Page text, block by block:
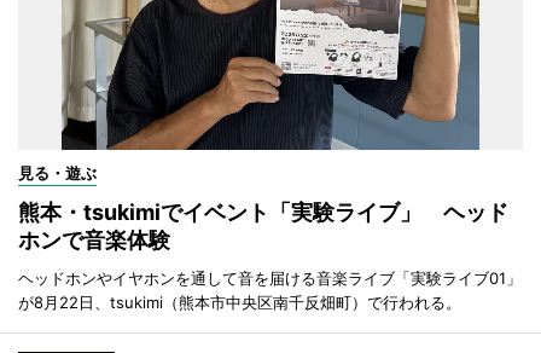
見る・遊ぶ
熊本・tsukimiでイベント「実験ライブ」 ヘッド
ホンで音楽体験
ヘッドホンやイヤホンを通して音を届ける音楽ライブ「実験ライブ01」
が8月22日、tsukimi（熊本市中央区南千反畑町）で行われる。